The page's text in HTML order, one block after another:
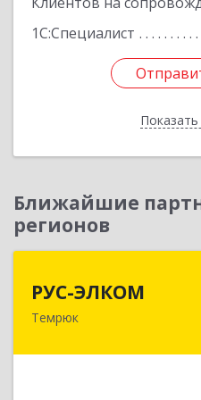
1С:Специалист
Ближайшие
регионов
РУС-ЭЛКОМ
Темрюк
353500,